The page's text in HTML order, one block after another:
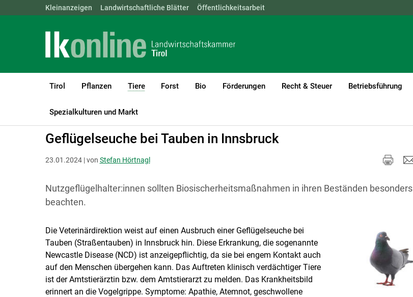
Skip to main content
Landwirtschaftskammern: ÖSTERREICH BGLD KTN NÖ OÖ
Kleinanzeigen Landwirtschaftliche Blätter Öffentlichkeitsarbeit
Tirol Pflanzen Tiere
(current)1
Forst Bio Förderungen Recht & Steuer Betriebsführung
Spezialkulturen und Markt
LK Tirol Tiere Geflügel
Geflügelseuche bei Tauben in Innsbruck
23.01.2024 | von Stefan Hörtnagl
Nutzgeflügelhalter:innen sollten Biosischerheitsmaßnahmen in ihren Beständen besonders
beachten.
Die Veterinärdirektion weist auf einen Ausbruch einer Geflügelseuche bei
Tauben (Straßentauben) in Innsbruck hin. Diese Erkrankung, die sogenannte
Newcastle Disease (NCD) ist anzeigepflichtig, da sie bei engem Kontakt auch
auf den Menschen übergehen kann. Das Auftreten klinisch verdächtiger Tiere
ist der Amtstierärztin bzw. dem Amtstierarzt zu melden. Das Krankheitsbild
erinnert an die Vogelgrippe. Symptome: Apathie, Atemnot, geschwollene